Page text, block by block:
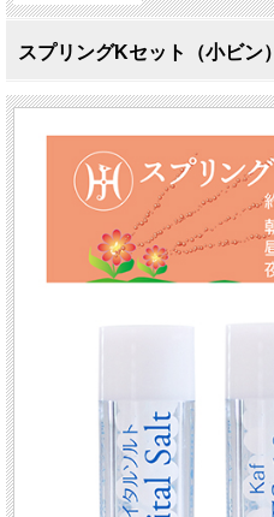
スプリングKセット（小ビン）